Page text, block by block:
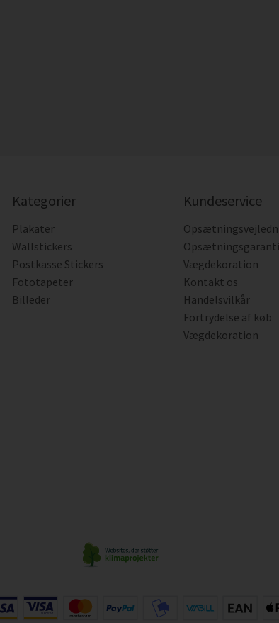
Kategorier
Plakater
Wallstickers
Postkasse Stickers
Fototapeter
Billeder
Kundeservice
Vægdekoration
Kontakt os
Handelsvilkår
Fortrydelse af køb
Vægdekoration